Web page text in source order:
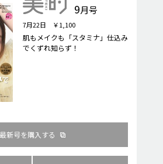
9月号
7月22日 ￥1,100
肌もメイクも「スタミナ」仕込み
でくずれ知らず！
最新号を購入する